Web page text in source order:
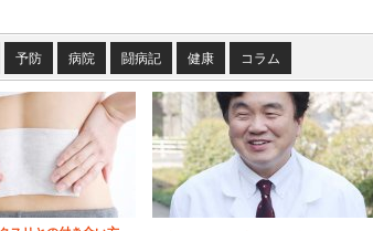
予防 病院 闘病記 健康 コラム